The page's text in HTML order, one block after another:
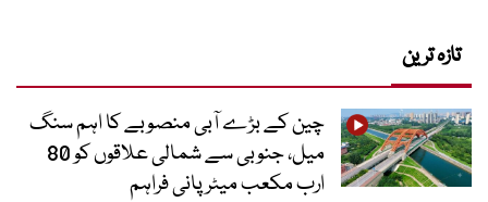
تازہ ترین
چین کے بڑے آبی منصوبے کا اہم سنگ
میل، جنوبی سے شمالی علاقوں کو 80
ارب مکعب میٹر پانی فراہم